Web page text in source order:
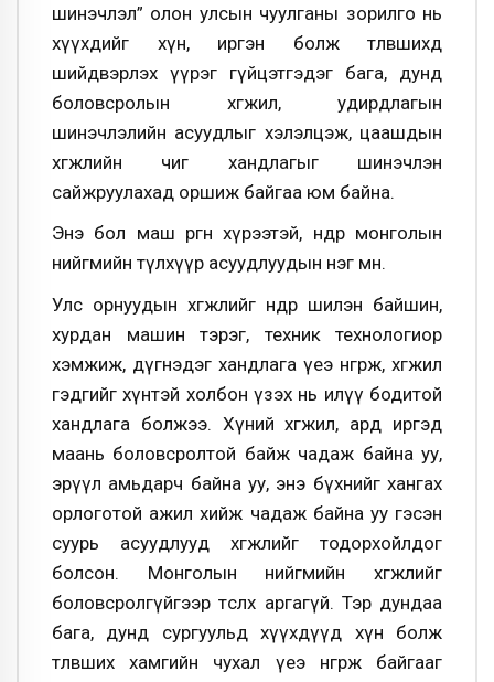
шинэчлэл” олон улсын чуулганы зорилго нь
хүүхдийг хүн, иргэн болж төлөвшихөд
шийдвэрлэх үүрэг гүйцэтгэдэг бага, дунд
боловсролын хөгжил, удирдлагын
шинэчлэлийн асуудлыг хэлэлцэж, цаашдын
хөгжлийн чиг хандлагыг шинэчлэн
сайжруулахад оршиж байгаа юм байна.
Энэ бол маш өргөн хүрээтэй, өнөөдөр монголын
нийгмийн түлхүүр асуудлуудын нэг мөн.
Улс орнуудын хөгжлийг өндөр шилэн байшин,
хурдан машин тэрэг, техник технологиор
хэмжиж, дүгнэдэг хандлага үеэ өнгөрөөж, хөгжил
гэдгийг хүнтэй холбон үзэх нь илүү бодитой
хандлага болжээ. Хүний хөгжил, ард иргэд
маань боловсролтой байж чадаж байна уу,
эрүүл амьдарч байна уу, энэ бүхнийг хангах
орлоготой ажил хийж чадаж байна уу гэсэн
суурь асуудлууд хөгжлийг тодорхойлдог
болсон. Монголын нийгмийн хөгжлийг
боловсролгүйгээр төсөөлөх аргагүй. Тэр дундаа
бага, дунд сургуульд хүүхдүүд хүн болж
төлөвших хамгийн чухал үеэ өнгөрөөж байгааг